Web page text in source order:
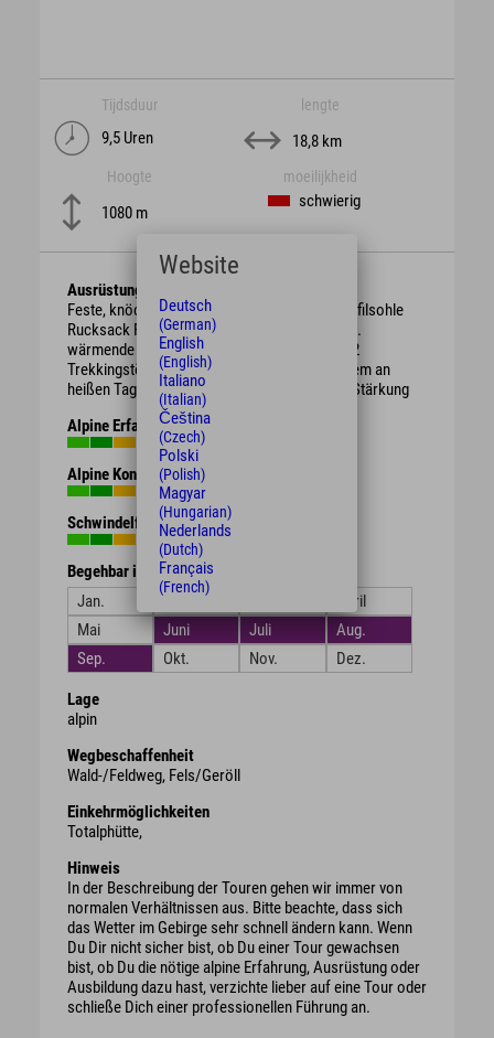
Tijdsduur
9,5 Uren
lengte
18,8 km
Hoogte
1080 m
moeilijkheid
schwierig
Ausrüstung
Feste, knöchelhohe Bergschuhe mit guter Profilsohle
Rucksack Regenschutz, je nach Witterung evtl.
wärmende Kleidung oder Sonnenschutz ggf. 2
Trekkingstöcke ausreichend Getränke vor allem an
heißen Tagen evtl. Brotzeit / Süßigkeiten zur Stärkung
Alpine Erfahrung
Alpine Kondition
Schwindelfreiheit
Begehbar in den Monaten
Jan.
April
Mai
Juni Juli
Aug.
Sep.
Okt. Nov. Dez.
Lage
alpin
Wegbeschaffenheit
Wald-/Feldweg, Fels/Geröll
Einkehrmöglichkeiten
Totalphütte,
Hinweis
In der Beschreibung der Touren gehen wir immer von
normalen Verhältnissen aus. Bitte beachte, dass sich
das Wetter im Gebirge sehr schnell ändern kann. Wenn
Du Dir nicht sicher bist, ob Du einer Tour gewachsen
bist, ob Du die nötige alpine Erfahrung, Ausrüstung oder
Ausbildung dazu hast, verzichte lieber auf eine Tour oder
schließe Dich einer professionellen Führung an.
Website
Deutsch
(German)
English
(English)
Italiano
(Italian)
Čeština
(Czech)
Polski
(Polish)
Magyar
(Hungarian)
Nederlands
(Dutch)
Français
(French)